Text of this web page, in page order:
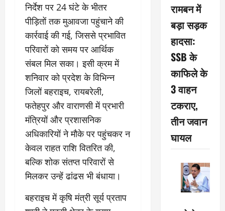
निर्देश पर 24 घंटे के भीतर
पीड़ितों तक मुआवजा पहुंचाने की
कार्रवाई की गई, जिससे प्रभावित
परिवारों को समय पर आर्थिक
संबल मिल सका। इसी क्रम में
शनिवार को प्रदेश के विभिन्न
जिलों बहराइच, रायबरेली,
फतेहपुर और वाराणसी में प्रभारी
मंत्रियों और प्रशासनिक
अधिकारियों ने मौके पर पहुंचकर न
केवल राहत राशि वितरित की,
बल्कि शोक संतप्त परिवारों से
मिलकर उन्हें ढांढस भी बंधाया।
बहराइच में कृषि मंत्री सूर्य प्रताप
रामबन में
बड़ा सड़क
हादसा:
SSB के
काफिले के
3 वाहन
टकराए,
तीन जवान
घायल